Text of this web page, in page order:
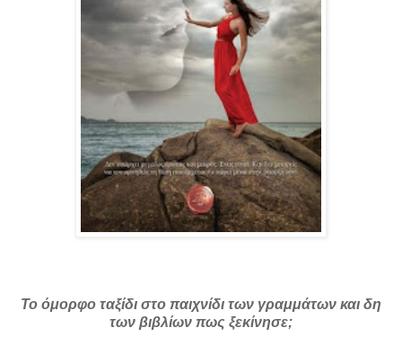
Το όμορφο ταξίδι στο παιχνίδι των γραμμάτων και δη
των βιβλίων πως ξεκίνησε;